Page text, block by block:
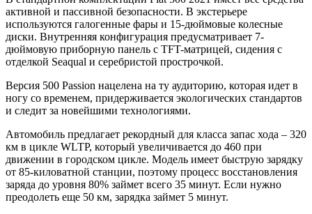
активной и пассивной безопасности. В экстерьере
используются галогенные фары и 15-дюймовые колесные
диски. Внутренняя конфигурация предусматривает 7-
дюймовую приборную панель с TFT-матрицей, сидения с
отделкой Seaqual и серебристой прострочкой.
Версия 500 Passion нацелена на ту аудиторию, которая идет в
ногу со временем, придерживается экологических стандартов
и следит за новейшими технологиями.
Автомобиль предлагает рекордный для класса запас хода – 320
км в цикле WLTP, который увеличивается до 460 при
движении в городском цикле. Модель имеет быструю зарядку
от 85-киловатной станции, поэтому процесс восстановления
заряда до уровня 80% займет всего 35 минут. Если нужно
преодолеть еще 50 км, зарядка займет 5 минут.